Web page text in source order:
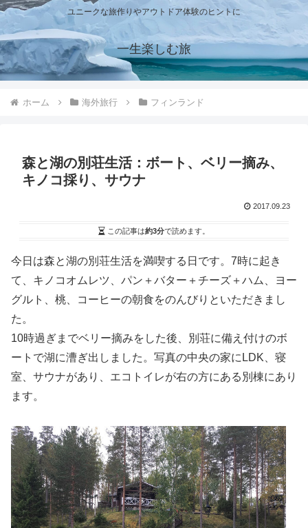
ユニークな旅作りやアウトドア体験のヒントに
一生楽しむ旅
ホーム 海外旅行 フィンランド
森と湖の別荘生活：ボート、ベリー摘み、
キノコ採り、サウナ
2017.09.23
この記事は約3分で読めます。
今日は森と湖の別荘生活を満喫する日です。7時に起き
て、キノコオムレツ、パン＋バター＋チーズ＋ハム、ヨー
グルト、桃、コーヒーの朝食をのんびりといただきまし
た。
10時過ぎまでベリー摘みをした後、別荘に備え付けのボ
ートで湖に漕ぎ出しました。写真の中央の家にLDK、寝
室、サウナがあり、エコトイレが右の方にある別棟にあり
ます。